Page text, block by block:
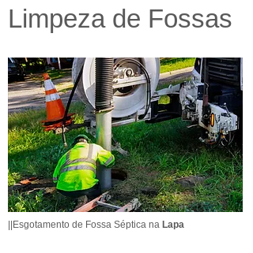
Limpeza de Fossas
||Esgotamento de Fossa Séptica na Lapa